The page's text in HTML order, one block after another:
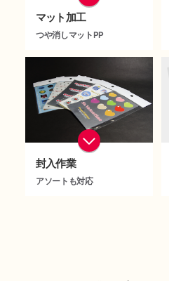
マット加工
つや消しマットPP
封入作業
アソートも対応